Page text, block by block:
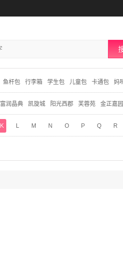
鱼杆包 行李箱 学生包 儿童包 卡通包 妈
富润晶典 凯旋城 阳光西郡 芙蓉苑 金正嘉园
K L M N O P Q R